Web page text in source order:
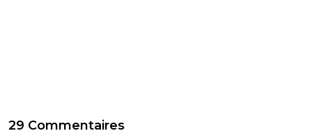
29 Commentaires